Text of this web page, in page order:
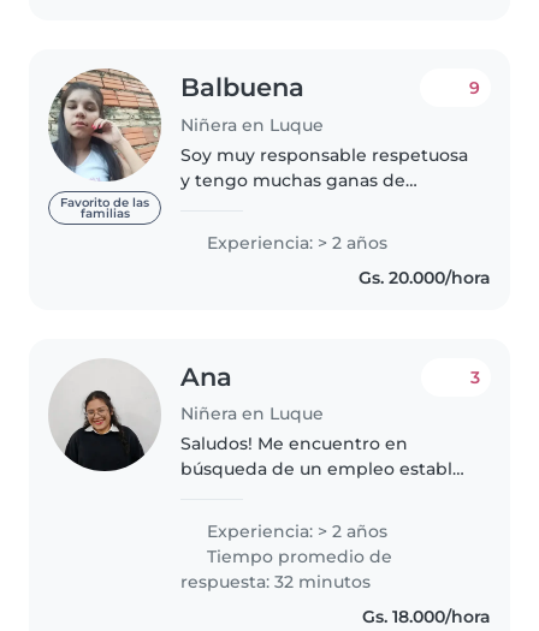
Favorito de las
familias
Balbuena
Niñera en Luque
9
Soy muy responsable respetuosa
y tengo muchas ganas de
paciencia y agilidad que se
requiere para este trabajo.
Experiencia: > 2 años
Gs. 20.000/hora
Ana
Niñera en Luque
3
Saludos! Me encuentro en
búsqueda de un empleo estable,
experiencia en el cuidado
integral infantil, también con un
intercambio cultural como aupair
en Alemania..
Experiencia: > 2 años
Tiempo promedio de
respuesta: 32 minutos
Gs. 18.000/hora